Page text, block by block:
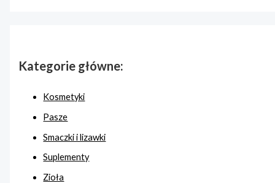
Kategorie główne:
Kosmetyki
Pasze
Smaczki i lizawki
Suplementy
Zioła